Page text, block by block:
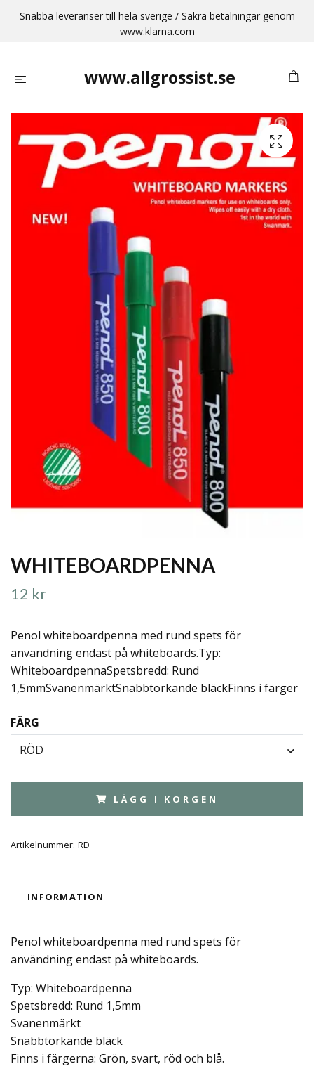
Snabba leveranser till hela sverige / Säkra betalningar genom
www.klarna.com
www.allgrossist.se
WHITEBOARDPENNA
12 kr
Penol whiteboardpenna med rund spets för
användning endast på whiteboards.Typ:
WhiteboardpennaSpetsbredd: Rund
1,5mmSvanenmärktSnabbtorkande bläckFinns i färger
FÄRG
RÖD
LÄGG I KORGEN
Artikelnummer: RD
INFORMATION
Penol whiteboardpenna med rund spets för
användning endast på whiteboards.
Typ: Whiteboardpenna
Spetsbredd: Rund 1,5mm
Svanenmärkt
Snabbtorkande bläck
Finns i färgerna: Grön, svart, röd och blå.